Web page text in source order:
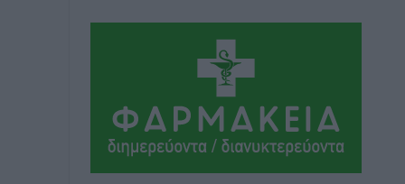
είναι το μεγαλύτερο στήριγμα μου – Το
προσκύνημα στην ιερά Μονή
Τοπικές Ειδήσεις• πριν 7 ώρες